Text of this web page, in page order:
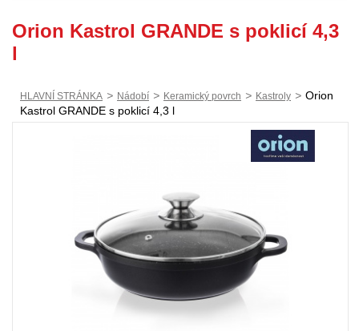
Orion Kastrol GRANDE s poklicí 4,3
l
HLAVNÍ STRÁNKA > Nádobí > Keramický povrch > Kastroly > Orion
Kastrol GRANDE s poklicí 4,3 l